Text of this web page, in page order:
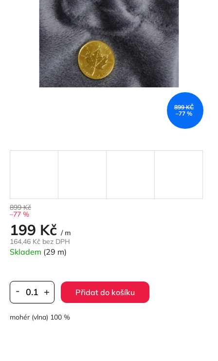
899 KČ
–77 %
899 Kč
–77 %
199 Kč / m
164,46 Kč bez DPH
Měrná
cena:
Skladem (29 m)
Přidat do košíku
mohér (vlna) 100 %